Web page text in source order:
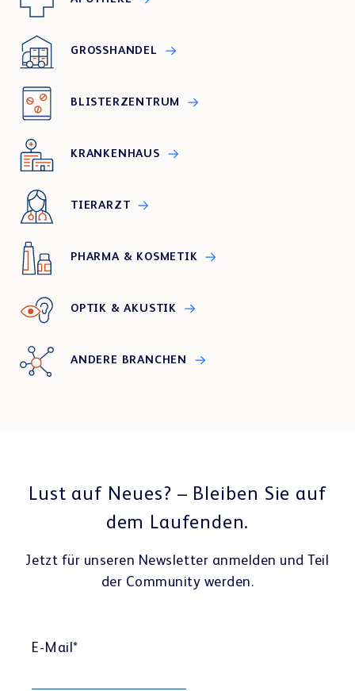
GROSSHANDEL
BLISTERZENTRUM
KRANKENHAUS
TIERARZT
PHARMA & KOSMETIK
OPTIK & AKUSTIK
ANDERE BRANCHEN
Lust auf Neues? – Bleiben Sie auf
dem Laufenden.
Jetzt für unseren Newsletter anmelden und Teil
der Community werden.
E-Mail*